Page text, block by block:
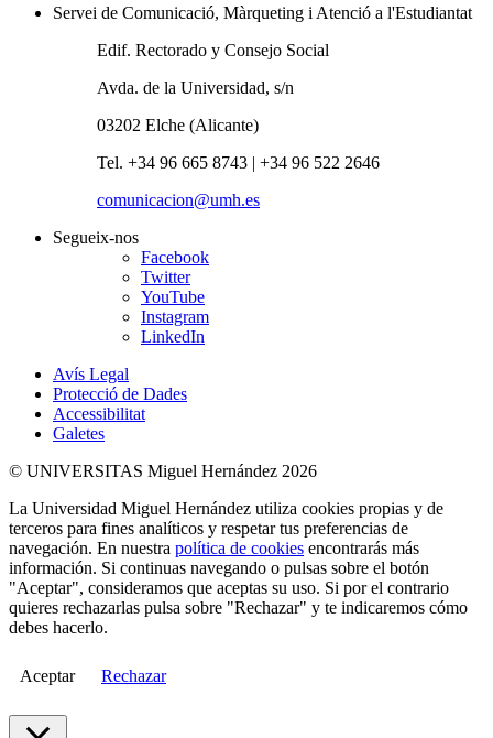
Servei de Comunicació, Màrqueting i Atenció a l'Estudiantat
Edif. Rectorado y Consejo Social
Avda. de la Universidad, s/n
03202 Elche (Alicante)
Tel. +34 96 665 8743 | +34 96 522 2646
comunicacion@umh.es
Segueix-nos
Facebook
Twitter
YouTube
Instagram
LinkedIn
Avís Legal
Protecció de Dades
Accessibilitat
Galetes
© UNIVERSITAS Miguel Hernández 2026
La Universidad Miguel Hernández utiliza cookies propias y de
terceros para fines analíticos y respetar tus preferencias de
navegación. En nuestra política de cookies encontrarás más
información. Si continuas navegando o pulsas sobre el botón
"Aceptar", consideramos que aceptas su uso. Si por el contrario
quieres rechazarlas pulsa sobre "Rechazar" y te indicaremos cómo
debes hacerlo.
Aceptar Rechazar